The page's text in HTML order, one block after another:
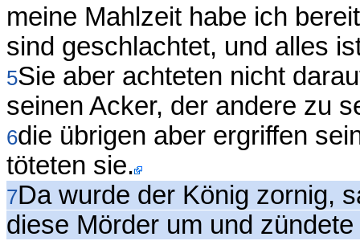
meine Mahlzeit habe ich
sind geschlachtet, und alles
5Sie aber achteten nicht
seinen Acker, der andere zu
6die übrigen aber ergriffen
töteten sie.
7Da wurde der König zornig,
diese Mörder um und